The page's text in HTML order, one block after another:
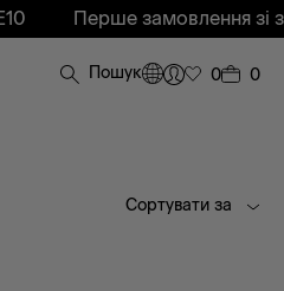
Перше замовлення зі
Пошук 0 0
Сортувати за